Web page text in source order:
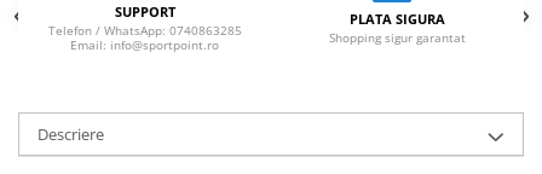
SUPPORT
Telefon / WhatsApp: 0740863285
Email: info@sportpoint.ro
PLATA SIGURA
Shopping sigur garantat
Descriere